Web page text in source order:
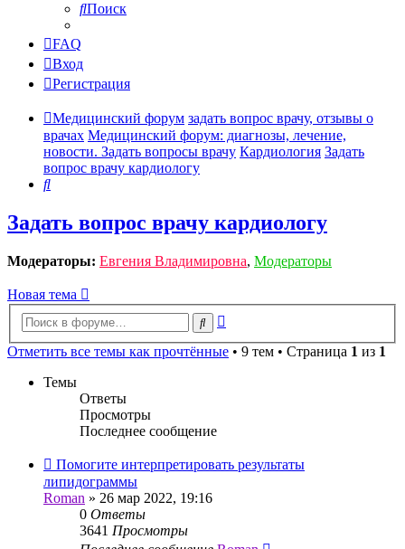
Поиск
FAQ
Вход
Регистрация
Медицинский форум задать вопрос врачу, отзывы о
врачах Медицинский форум: диагнозы, лечение,
новости. Задать вопросы врачу Кардиология Задать
вопрос врачу кардиологу
Поиск
Задать вопрос врачу кардиологу
Модераторы: Евгения Владимировна, Модераторы
Новая тема
Поиск
Отметить все темы как прочтённые • 9 тем • Страница 1 из 1
Темы
Ответы
Просмотры
Последнее сообщение
Помогите интерпретировать результаты
липидограммы
Roman » 26 мар 2022, 19:16
0 Ответы
3641 Просмотры